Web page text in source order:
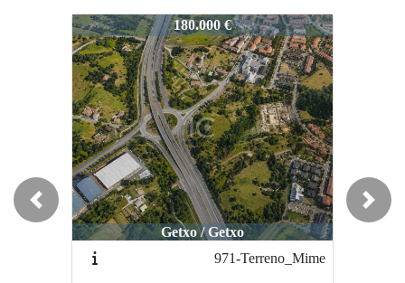
902-ELORDI 180.000 €
Getxo / Getxo
971-Terreno_Mime
902-ELORDI 250.000 €
Getxo / Azkorri
957-AZKORRIT
Previous Next